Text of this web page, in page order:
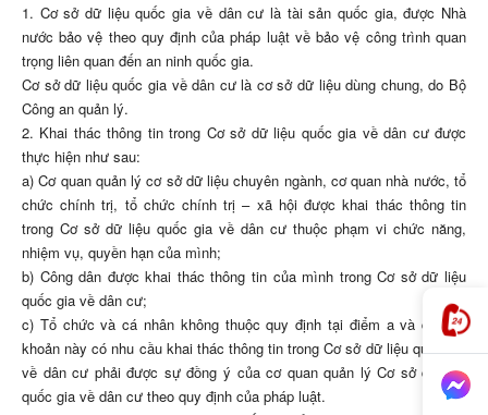
1. Cơ sở dữ liệu quốc gia về dân cư là tài sản quốc gia, được Nhà
nước bảo vệ theo quy định của pháp luật về bảo vệ công trình quan
trọng liên quan đến an ninh quốc gia.
Cơ sở dữ liệu quốc gia về dân cư là cơ sở dữ liệu dùng chung, do Bộ
Công an quản lý.
2. Khai thác thông tin trong Cơ sở dữ liệu quốc gia về dân cư được
thực hiện như sau:
a) Cơ quan quản lý cơ sở dữ liệu chuyên ngành, cơ quan nhà nước, tổ
chức chính trị, tổ chức chính trị – xã hội được khai thác thông tin
trong Cơ sở dữ liệu quốc gia về dân cư thuộc phạm vi chức năng,
nhiệm vụ, quyền hạn của mình;
b) Công dân được khai thác thông tin của mình trong Cơ sở dữ liệu
quốc gia về dân cư;
c) Tổ chức và cá nhân không thuộc quy định tại điểm a và điểm b
khoản này có nhu cầu khai thác thông tin trong Cơ sở dữ liệu quốc gia
về dân cư phải được sự đồng ý của cơ quan quản lý Cơ sở dữ liệu
quốc gia về dân cư theo quy định của pháp luật.